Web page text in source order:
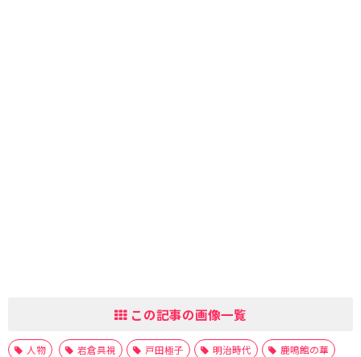
この記事の画像一覧
人物 岩倉具視 戸田極子 明治時代 鹿鳴館の華